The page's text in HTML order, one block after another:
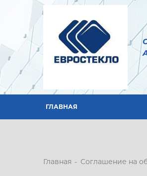
ГЛАВНАЯ
Главная - Соглашение на